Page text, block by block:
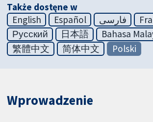
Także dostęne w
English
Español فارسی
Русский
日本語
Bahasa
繁體中文
简体中文 Polski
Wprowadzenie